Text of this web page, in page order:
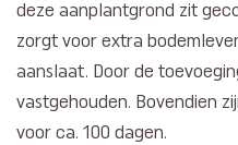
deze aanplantgrond zit
zorgt voor extra
aanslaat. Door de
vastgehouden. Bovendien
voor ca. 100 dagen.